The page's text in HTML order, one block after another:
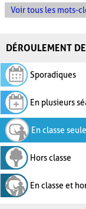
Voir tous les mots-
DÉROULEMENT
Sporadiques
En plusieurs
En classe
Hors classe
En classe et